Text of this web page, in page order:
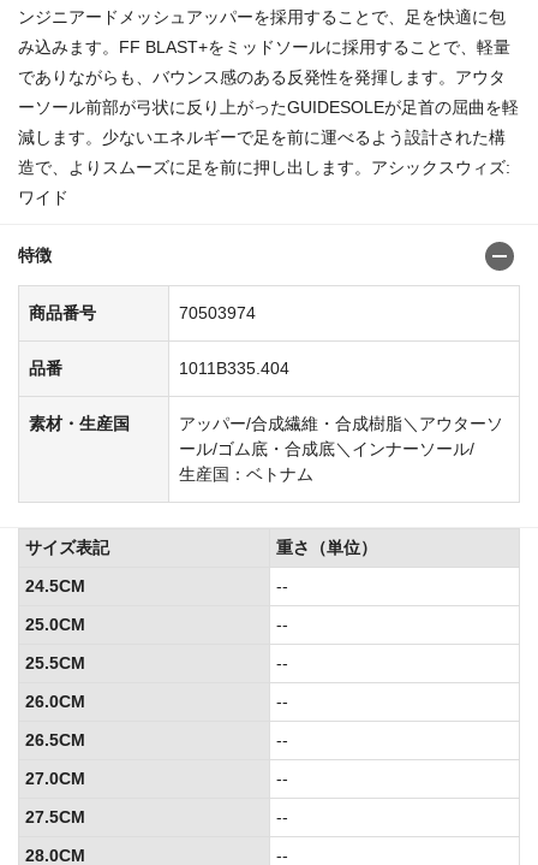
ンジニアードメッシュアッパーを採用することで、足を快適に包
み込みます。FF BLAST+をミッドソールに採用することで、軽量
でありながらも、バウンス感のある反発性を発揮します。アウタ
ーソール前部が弓状に反り上がったGUIDESOLEが足首の屈曲を軽
減します。少ないエネルギーで足を前に運べるよう設計された構
造で、よりスムーズに足を前に押し出します。アシックスウィズ:
ワイド
特徴
商品番号 70503974
品番 1011B335.404
素材・生産国
アッパー/合成繊維・合成樹脂＼アウターソ
ール/ゴム底・合成底＼インナーソール/
生産国：ベトナム
サイズ表記
重さ（単位）
24.5CM
--
25.0CM
--
25.5CM
--
26.0CM
--
26.5CM
--
27.0CM
--
27.5CM
--
28.0CM
--